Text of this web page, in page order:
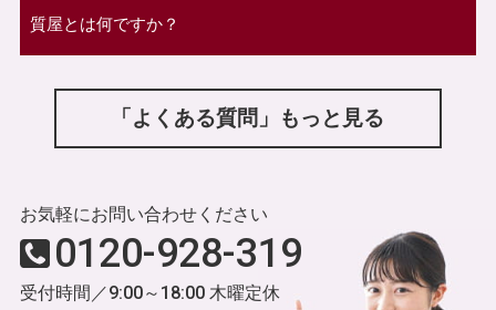
質屋とは何ですか？
「よくある質問」もっと見る
お気軽にお問い合わせください
0120-928-319
受付時間／9:00～18:00 木曜定休